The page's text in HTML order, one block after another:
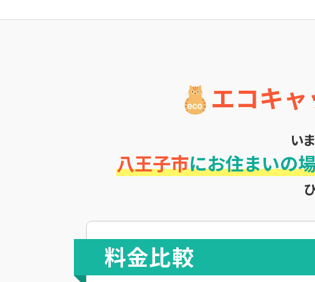
エコキャ
い
八王子市にお住まいの
料金比較